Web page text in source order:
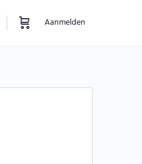
Aanmelden